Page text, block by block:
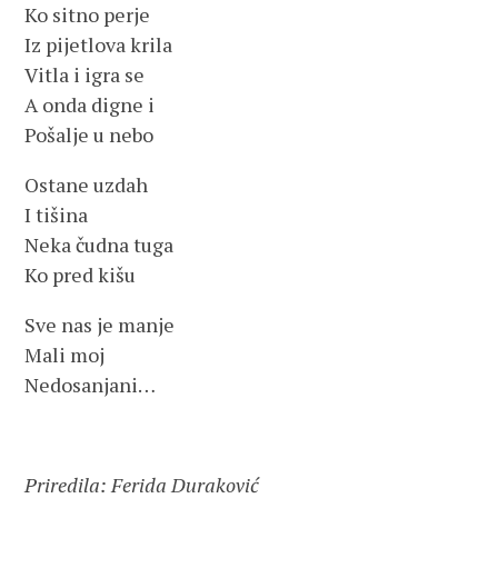
Ko sitno perje
Iz pijetlova krila
Vitla i igra se
A onda digne i
Pošalje u nebo
Ostane uzdah
I tišina
Neka čudna tuga
Ko pred kišu
Sve nas je manje
Mali moj
Nedosanjani…
Priredila: Ferida Duraković